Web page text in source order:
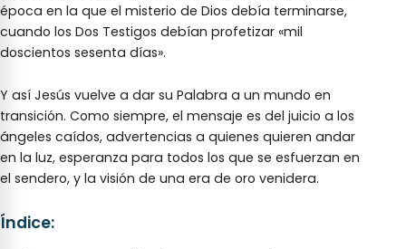
época en la que el misterio de Dios debía terminarse,
cuando los Dos Testigos debían profetizar «mil
doscientos sesenta días».
Y así Jesús vuelve a dar su Palabra a un mundo en
transición. Como siempre, el mensaje es del juicio a los
ángeles caídos, advertencias a quienes quieren andar
en la luz, esperanza para todos los que se esfuerzan en
el sendero, y la visión de una era de oro venidera.
Índice: